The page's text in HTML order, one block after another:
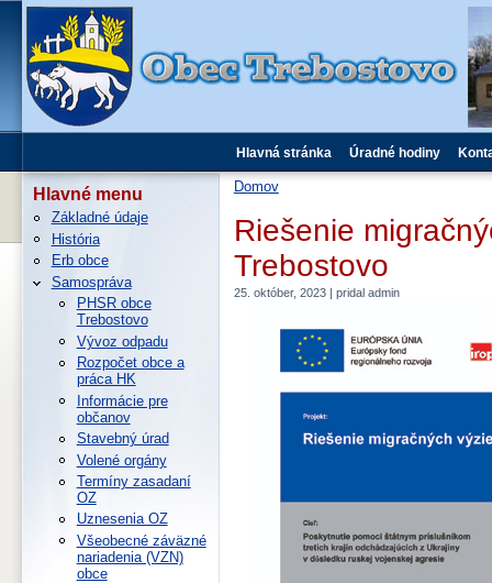
Hlavná stránka Úradné hodiny
Domov
Riešenie
Trebostovo
25. október, 2023 | pridal admin
Hlavné menu
Základné údaje
História
Erb obce
Samospráva
PHSR obce
Trebostovo
Vývoz odpadu
Rozpočet obce a
práca HK
Informácie pre
občanov
Stavebný úrad
Volené orgány
Termíny zasadaní
OZ
Uznesenia OZ
Všeobecné záväzné
nariadenia (VZN)
obce